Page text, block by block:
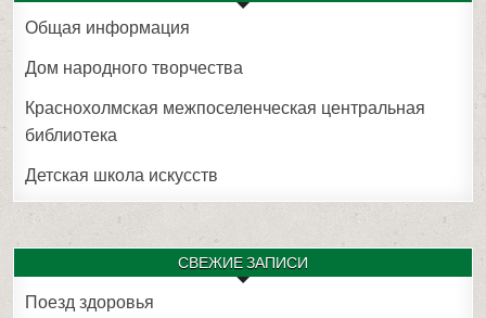
Общая информация
Дом народного творчества
Краснохолмская межпоселенческая центральная
библиотека
Детская школа искусств
СВЕЖИЕ ЗАПИСИ
Поезд здоровья